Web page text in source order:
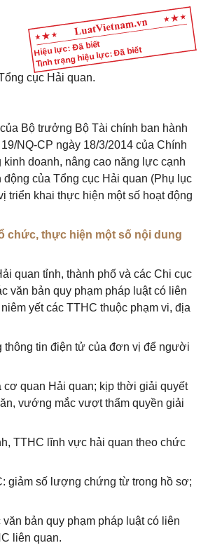
Hiệu lực: Đã biết
Tình trạng hiệu lực: Đã biết
cục Hải quan.
Bộ trưởng Bộ Tài chính ban hành
NQ-CP ngày 18/3/2014 của Chính
doanh, nâng cao năng lực cạnh
của Tổng cục Hải quan (Phụ lục
triển khai thực hiện một số hoạt động
chức, thực hiện một số nội dung
quan tỉnh, thành phố và các Chi cục
văn bản quy phạm pháp luật có liên
yết các TTHC thuộc phạm vi, địa
thông tin điện tử của đơn vị để người
quan Hải quan; kịp thời giải quyết
vướng mắc vượt thẩm quyền giải
TTHC lĩnh vực hải quan theo chức
giảm số lượng chứng từ trong hồ sơ;
bản quy phạm pháp luật có liên
liên quan.